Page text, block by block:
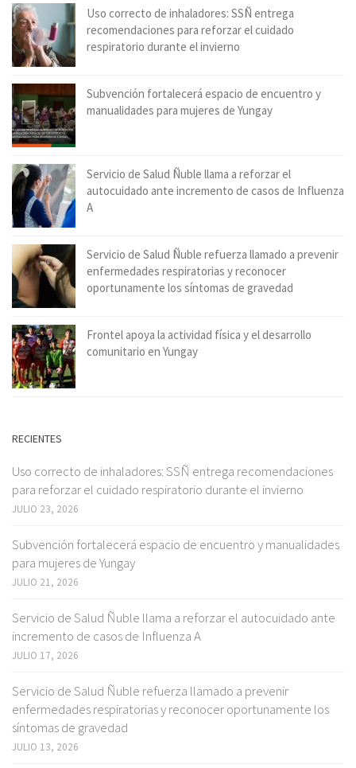
Uso correcto de inhaladores: SSÑ entrega
recomendaciones para reforzar el cuidado
respiratorio durante el invierno
Subvención fortalecerá espacio de encuentro y
manualidades para mujeres de Yungay
Servicio de Salud Ñuble llama a reforzar el
autocuidado ante incremento de casos de Influenza
A
Servicio de Salud Ñuble refuerza llamado a prevenir
enfermedades respiratorias y reconocer
oportunamente los síntomas de gravedad
Frontel apoya la actividad física y el desarrollo
comunitario en Yungay
RECIENTES
Uso correcto de inhaladores: SSÑ entrega recomendaciones
para reforzar el cuidado respiratorio durante el invierno
JULIO 23, 2026
Subvención fortalecerá espacio de encuentro y manualidades
para mujeres de Yungay
JULIO 21, 2026
Servicio de Salud Ñuble llama a reforzar el autocuidado ante
incremento de casos de Influenza A
JULIO 17, 2026
Servicio de Salud Ñuble refuerza llamado a prevenir
enfermedades respiratorias y reconocer oportunamente los
síntomas de gravedad
JULIO 13, 2026